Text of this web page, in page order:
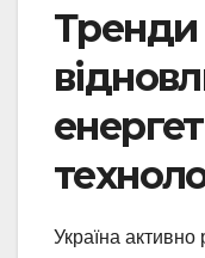
Тренди
Україна активно